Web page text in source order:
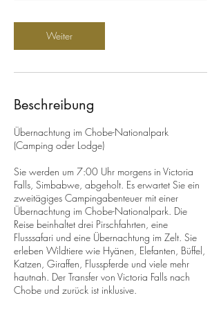
t
.
Weiter
Beschreibung
Übernachtung im Chobe-Nationalpark
(Camping oder Lodge)
Sie werden um 7:00 Uhr morgens in Victoria
Falls, Simbabwe, abgeholt. Es erwartet Sie ein
zweitägiges Campingabenteuer mit einer
Übernachtung im Chobe-Nationalpark. Die
Reise beinhaltet drei Pirschfahrten, eine
Flusssafari und eine Übernachtung im Zelt. Sie
erleben Wildtiere wie Hyänen, Elefanten, Büffel,
Katzen, Giraffen, Flusspferde und viele mehr
hautnah. Der Transfer von Victoria Falls nach
Chobe und zurück ist inklusive.